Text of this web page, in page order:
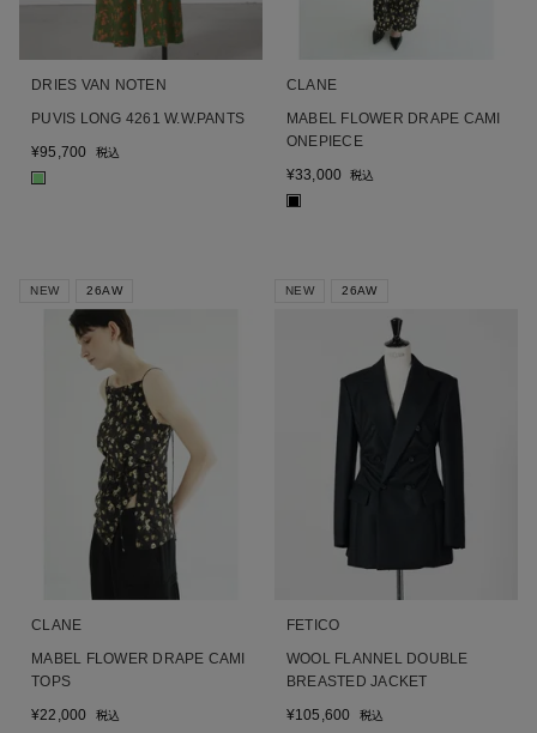
DRIES VAN NOTEN
PUVIS LONG 4261 W.W.PANTS
¥95,700 税込
■
CLANE
MABEL FLOWER DRAPE CAMI
ONEPIECE
¥33,000 税込
■
NEW 26AW
CLANE
MABEL FLOWER DRAPE CAMI
TOPS
¥22,000 税込
NEW 26AW
FETICO
WOOL FLANNEL DOUBLE
BREASTED JACKET
¥105,600 税込